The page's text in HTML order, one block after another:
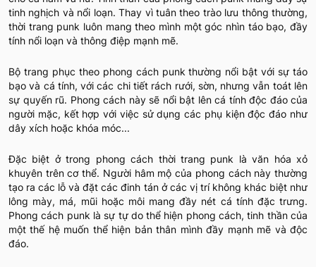
tinh nghịch và nổi loạn. Thay vì tuân theo trào lưu thông thường,
thời trang punk luôn mang theo mình một góc nhìn táo bạo, đầy
tính nổi loạn và thông điệp mạnh mẽ.
Bộ trang phục theo phong cách punk thường nổi bật với sự táo
bạo và cá tính, với các chi tiết rách rưới, sờn, nhưng vẫn toát lên
sự quyến rũ. Phong cách này sẽ nổi bật lên cá tính độc đáo của
người mặc, kết hợp với việc sử dụng các phụ kiện độc đáo như
dây xích hoặc khóa móc...
Đặc biệt ở trong phong cách thời trang punk là văn hóa xỏ
khuyên trên cơ thể. Người hâm mộ của phong cách này thường
tạo ra các lỗ và đặt các đinh tán ở các vị trí không khác biệt như
lông mày, má, mũi hoặc môi mang đầy nét cá tính đặc trưng.
Phong cách punk là sự tự do thể hiện phong cách, tinh thần của
một thế hệ muốn thể hiện bản thân mình đầy mạnh mẽ và độc
đáo.